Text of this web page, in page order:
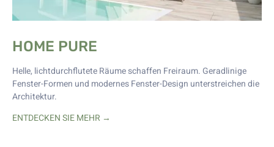
HOME PURE
Helle, lichtdurchflutete Räume schaffen Freiraum. Geradlinige
Fenster-Formen und modernes Fenster-Design unterstreichen die
Architektur.
ENTDECKEN SIE MEHR →